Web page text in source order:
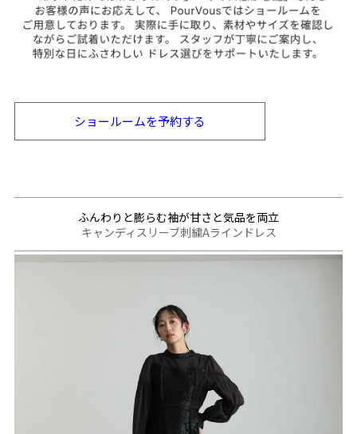
ショールームを予約する
ふんわりと膨らむ袖が甘さと気品を両立
キャンディスリーブ刺繍Aラインドレス